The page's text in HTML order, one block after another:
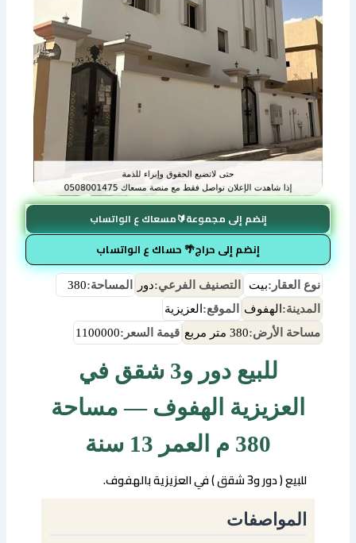
إنضم إلى مجموعة🔰مسعاك ع الواتساب
إنضم إلى حراج🌴 حساك ع الواتساب
نوع العقار:بيت التصنيف الفرعي:دور المساحة:380
المدينة: الهفوف الموقع: العزيزية
مساحة الأرض:380 متر مربع قيمة السعر:1100000
للبيع دور و3 شقق في
العزيزية الهفوف — مساحة
380 م العمر 13 سنة
للبيع ( دور و3 شقق ) في العزيزية بالهفوف.
المواصفات